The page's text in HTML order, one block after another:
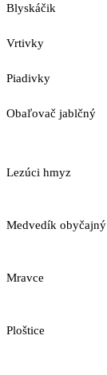
Blyskáčik
Vrtivky
Piadivky
Obaľovač jablčný
Lezúci hmyz
Medvedík obyčajný
Mravce
Ploštice